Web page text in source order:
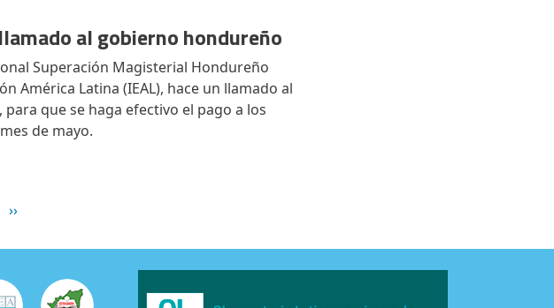
al gobierno hondureño
Superación Magisterial Hondureño
América Latina (IEAL), hace un llamado al
que se haga efectivo el pago a los
de mayo.
Siguiente página
››